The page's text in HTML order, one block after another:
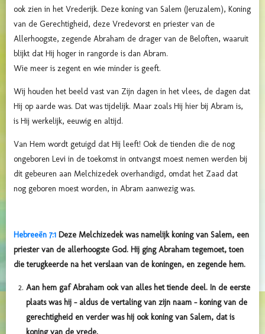
ook zien in het Vrederijk. Deze koning van Salem (Jeruzalem), Koning
van de Gerechtigheid, deze Vredevorst en priester van de
Allerhoogste, zegende Abraham de drager van de Beloften, waaruit
blijkt dat Hij hoger in rangorde is dan Abram.
Wie meer is zegent en wie minder is geeft.
Wij houden het beeld vast van Zijn dagen in het vlees, de dagen dat
Hij op aarde was. Dat was tijdelijk. Maar zoals Hij hier bij Abram is,
is Hij werkelijk, eeuwig en altijd.
Van Hem wordt getuigd dat Hij leeft! Ook de tienden die de nog
ongeboren Levi in de toekomst in ontvangst moest nemen werden bij
dit gebeuren aan Melchizedek overhandigd, omdat het Zaad dat
nog geboren moest worden, in Abram aanwezig was.
Hebreeën 7:1 Deze Melchizedek was namelijk koning van Salem, een
priester van de allerhoogste God. Hij ging Abraham tegemoet, toen
die terugkeerde na het verslaan van de koningen, en zegende hem.
Aan hem gaf Abraham ook van alles het tiende deel. In de eerste
plaats was hij – aldus de vertaling van zijn naam – koning van de
gerechtigheid en verder was hij ook koning van Salem, dat is
koning van de vrede.